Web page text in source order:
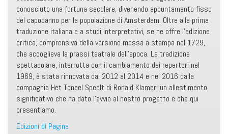
conosciuto una fortuna secolare, divenendo appuntamento fisso
del capodanno per la popolazione di Amsterdam. Oltre alla prima
traduzione italiana e a studi interpretativi, se ne offre l’edizione
critica, comprensiva della versione messa a stampa nel 1729,
che accoglieva la prassi teatrale dell’epoca. La tradizione
spettacolare, interrotta con il cambiamento dei repertori nel
1969, è stata rinnovata dal 2012 al 2014 e nel 2016 dalla
compagnia Het Toneel Speelt di Ronald Klamer: un allestimento
significativo che ha dato l’avvio al nostro progetto e che qui
presentiamo.
Edizioni di Pagina